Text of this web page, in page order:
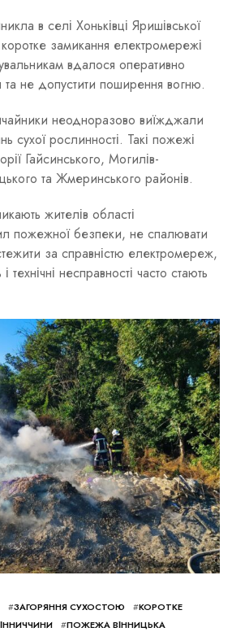
в селі Хоньківці Яришівської
замикання електромережі
вдалося оперативно
та не допустити поширення вогню.
неодноразово виїжджали
сухої рослинності. Такі пожежі
Гайсинського, Могилів-
та Жмеринського районів.
жителів області
пожежної безпеки, не спалювати
за справністю електромереж,
несправності часто стають
#ЗАГОРЯННЯ СУХОСТОЮ #КОРОТКЕ
#ПОЖЕЖА ВІННИЦЬКА